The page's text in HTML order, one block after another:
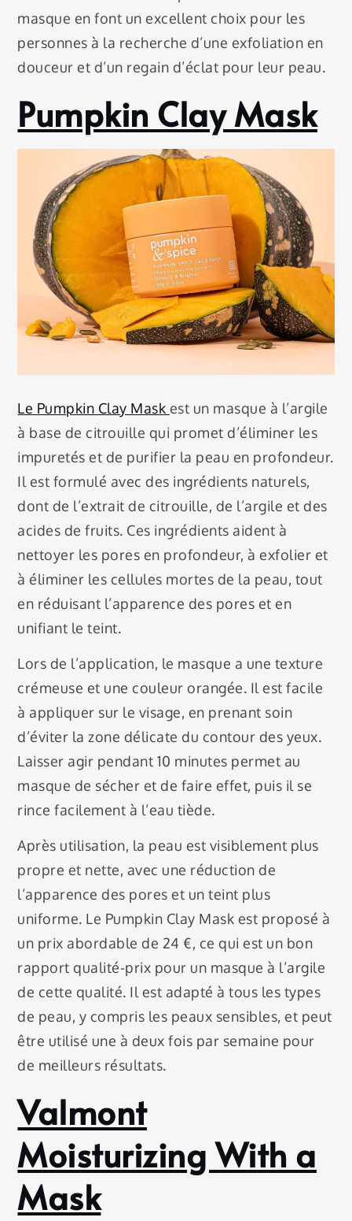
masque en font un excellent choix pour les
personnes à la recherche d’une exfoliation en
douceur et d’un regain d’éclat pour leur peau.
Pumpkin Clay Mask
Le Pumpkin Clay Mask est un masque à l’argile
à base de citrouille qui promet d’éliminer les
impuretés et de purifier la peau en profondeur.
Il est formulé avec des ingrédients naturels,
dont de l’extrait de citrouille, de l’argile et des
acides de fruits. Ces ingrédients aident à
nettoyer les pores en profondeur, à exfolier et
à éliminer les cellules mortes de la peau, tout
en réduisant l’apparence des pores et en
unifiant le teint.
Lors de l’application, le masque a une texture
crémeuse et une couleur orangée. Il est facile
à appliquer sur le visage, en prenant soin
d’éviter la zone délicate du contour des yeux.
Laisser agir pendant 10 minutes permet au
masque de sécher et de faire effet, puis il se
rince facilement à l’eau tiède.
Après utilisation, la peau est visiblement plus
propre et nette, avec une réduction de
l’apparence des pores et un teint plus
uniforme. Le Pumpkin Clay Mask est proposé à
un prix abordable de 24 €, ce qui est un bon
rapport qualité-prix pour un masque à l’argile
de cette qualité. Il est adapté à tous les types
de peau, y compris les peaux sensibles, et peut
être utilisé une à deux fois par semaine pour
de meilleurs résultats.
Valmont
Moisturizing With a
Mask